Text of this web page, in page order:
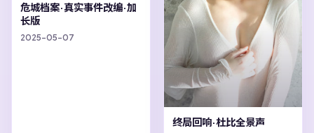
危城档案·真实事件改编·加
长版
2025-05-07
终局回响·杜比全景声